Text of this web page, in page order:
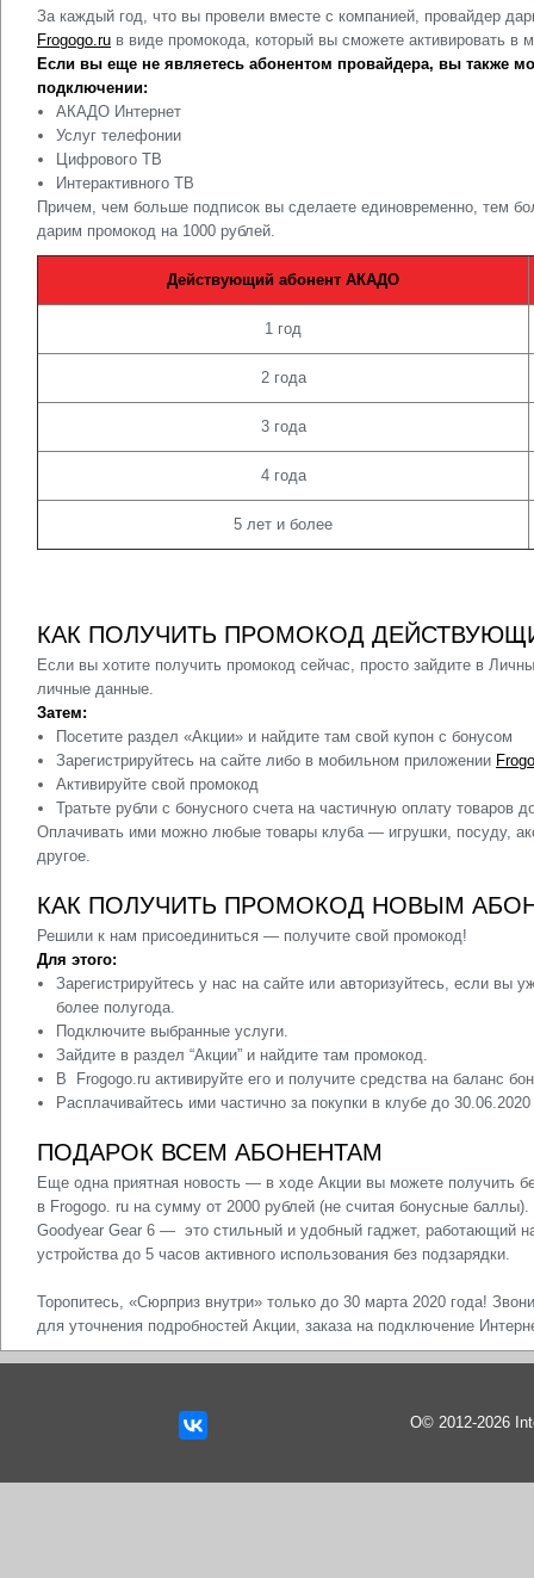
За каждый год, что вы провели вместе с компанией, провайдер
Frogogo.ru в виде промокода, который вы сможете активировать в
Если вы еще не являетесь абонентом провайдера, вы также
подключении:
АКАДО Интернет
Услуг телефонии
Цифрового ТВ
Интерактивного ТВ
Причем, чем больше подписок вы сделаете единовременно, тем
дарим промокод на 1000 рублей.
Действующий абонент АКАДО
1 год
2 года
3 года
4 года
5 лет и более
КАК ПОЛУЧИТЬ ПРОМОКОД
Если вы хотите получить промокод сейчас, просто зайдите в
личные данные.
Затем:
Посетите раздел «Акции» и найдите там свой купон с бонусом
Зарегистрируйтесь на сайте либо в мобильном приложении
Активируйте свой промокод
Тратьте рубли с бонусного счета на частичную оплату товаров
Оплачивать ими можно любые товары клуба — игрушки, посуду,
другое.
КАК ПОЛУЧИТЬ ПРОМОКОД НОВЫМ
Решили к нам присоединиться — получите свой промокод!
Для этого:
Зарегистрируйтесь у нас на сайте или авторизуйтесь, если вы
более полугода.
Подключите выбранные услуги.
Зайдите в раздел “Акции” и найдите там промокод.
В Frogogo.ru активируйте его и получите средства на баланс
Расплачивайтесь ими частично за покупки в клубе до 30.06.2020
ПОДАРОК ВСЕМ АБОНЕНТАМ
Еще одна приятная новость — в ходе Акции вы можете получить
в Frogogo. ru на сумму от 2000 рублей (не считая бонусные баллы).
Goodyear Gear 6 — это стильный и удобный гаджет, работающий
устройства до 5 часов активного использования без подзарядки.
Торопитесь, «Сюрприз внутри» только до 30 марта 2020 года!
для уточнения подробностей Акции, заказа на подключение
О© 2012-2026